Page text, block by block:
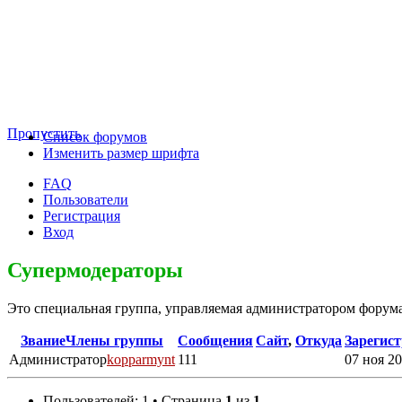
ПропуститьСписок форумов
Изменить размер шрифта
FAQ
Пользователи
Регистрация
Вход
Супермодераторы
Это специальная группа, управляемая администратором
ЗваниеЧлены группы СообщенияСайт, Откуда
Администраторkopparmynt 111 07 ноя